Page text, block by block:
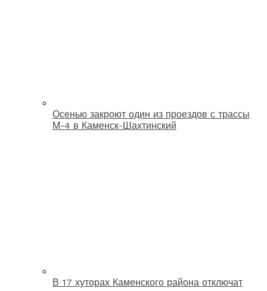
Осенью закроют один из проездов с трассы
М-4 в Каменск-Шахтинский
В 17 хуторах Каменского района отключат